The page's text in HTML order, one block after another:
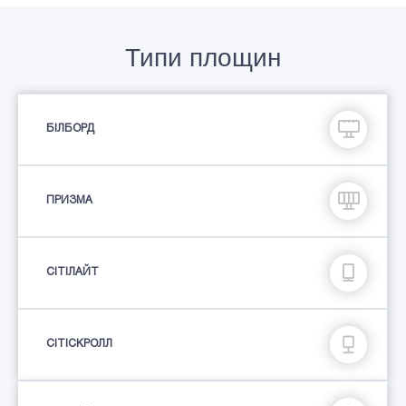
Типи площин
БІЛБОРД
ПРИЗМА
СIТIЛАЙТ
СІТІСКРОЛЛ